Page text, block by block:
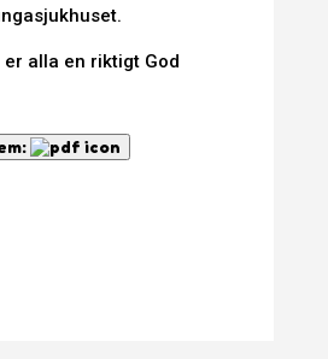
er alla en riktigt God